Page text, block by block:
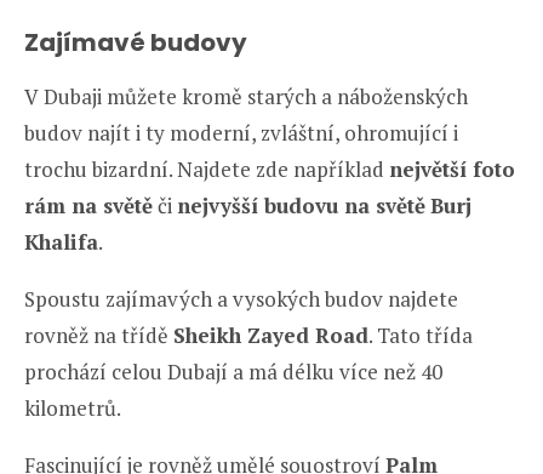
Zajímavé budovy
V Dubaji můžete kromě starých a náboženských
budov najít i ty moderní, zvláštní, ohromující i
trochu bizardní. Najdete zde například největší foto
rám na světěči nejvyšší budovu na světěBurj
Khalifa.
Spoustu zajímavých a vysokých budov najdete
rovněž na třídě Sheikh Zayed Road. Tato třída
prochází celou Dubají a má délku více než 40
kilometrů.
Fascinující je rovněž umělé souostroví Palm